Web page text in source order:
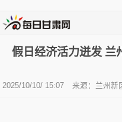
假日经济活力迸发 兰
2025/10/10/ 15:07 来源：兰州新